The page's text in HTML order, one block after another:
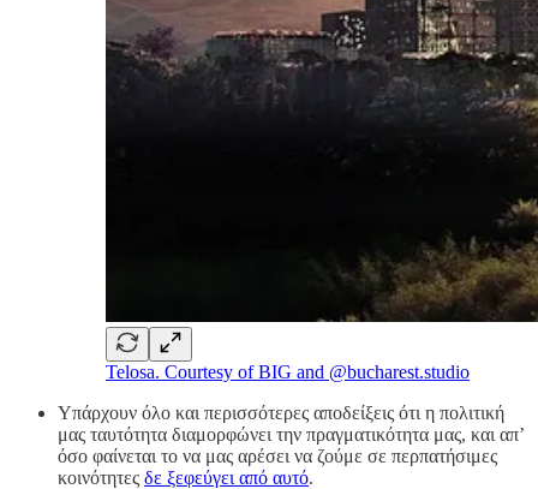
Telosa. Courtesy of BIG and @bucharest.studio
Υπάρχουν όλο και περισσότερες αποδείξεις ότι η πολιτική
μας ταυτότητα διαμορφώνει την πραγματικότητα μας, και απ’
όσο φαίνεται το να μας αρέσει να ζούμε σε περπατήσιμες
κοινότητες δε ξεφεύγει από αυτό.